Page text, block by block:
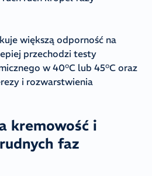
większą odporność na
przechodzi testy
w 40°C lub 45°C oraz
i rozwarstwienia
kremowość i
faz